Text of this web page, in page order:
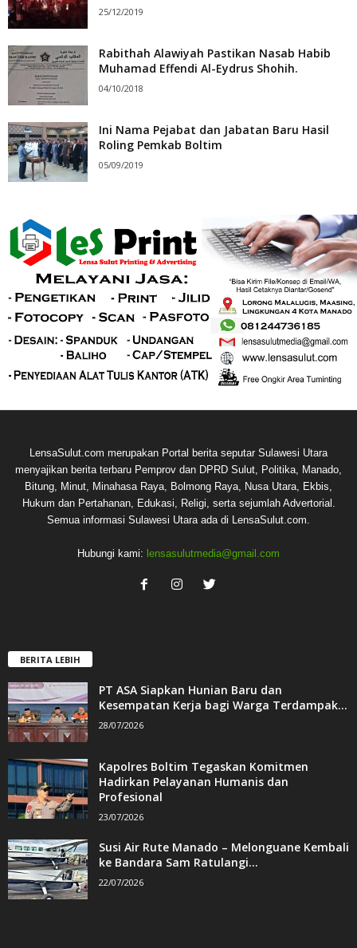
25/12/2019
Rabithah Alawiyah Pastikan Nasab Habib
Muhamad Effendi Al-Eydrus Shohih.
04/10/2018
Ini Nama Pejabat dan Jabatan Baru Hasil
Roling Pemkab Boltim
05/09/2019
LensaSulut.com merupakan Portal berita seputar Sulawesi Utara
menyajikan berita terbaru Pemprov dan DPRD Sulut, Politika, Manado,
Bitung, Minut, Minahasa Raya, Bolmong Raya, Nusa Utara, Ekbis,
Hukum dan Pertahanan, Edukasi, Religi, serta sejumlah Advertorial.
Semua informasi Sulawesi Utara ada di LensaSulut.com.
Hubungi kami: lensasulutmedia@gmail.com
BERITA LEBIH
PT ASA Siapkan Hunian Baru dan
Kesempatan Kerja bagi Warga Terdampak...
28/07/2026
Kapolres Boltim Tegaskan Komitmen
Hadirkan Pelayanan Humanis dan
Profesional
23/07/2026
Susi Air Rute Manado – Melonguane Kembali
ke Bandara Sam Ratulangi...
22/07/2026